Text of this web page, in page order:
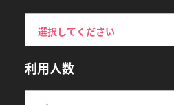
利用人数